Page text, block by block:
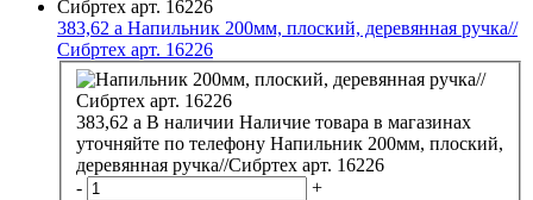
383,62 a Напильник 200мм, плоский, деревянная ручка//
Сибртех арт. 16226
383,62 a В наличии Наличие товара в магазинах
уточняйте по телефону Напильник 200мм, плоский,
деревянная ручка//Сибртех арт. 16226
-
+